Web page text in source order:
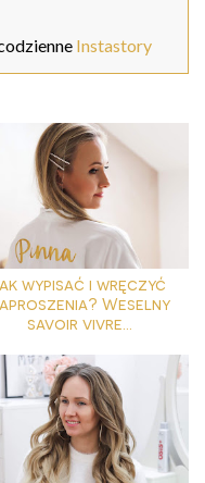
Instastory
wypisać i wręczyć
Weselny
savoir vivre...